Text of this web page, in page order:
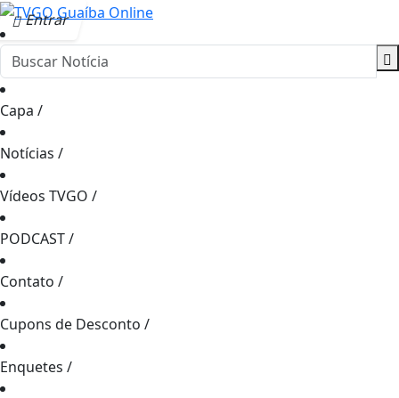
Entrar
Capa /
Notícias /
Vídeos TVGO /
PODCAST/
Contato /
Cupons de Desconto /
Enquetes /